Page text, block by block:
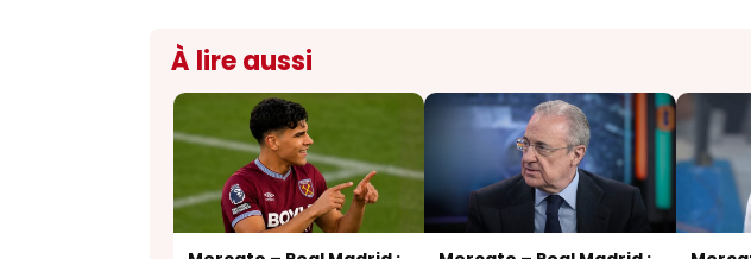
À lire aussi